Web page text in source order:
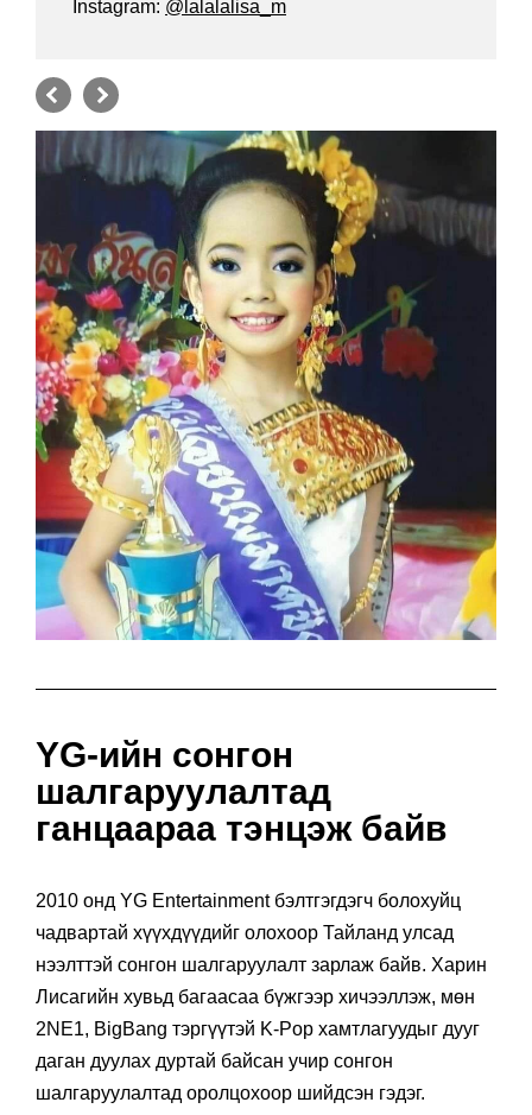
Instagram: @lalalalisa_m
YG-ийн сонгон
шалгаруулалтад
ганцаараа тэнцэж байв
2010 онд YG Entertainment бэлтгэгдэгч болохуйц
чадвартай хүүхдүүдийг олохоор Тайланд улсад
нээлттэй сонгон шалгаруулалт зарлаж байв. Харин
Лисагийн хувьд багаасаа бүжгээр хичээллэж, мөн
2NE1, BigBang тэргүүтэй K-Pop хамтлагуудыг дууг
даган дуулах дуртай байсан учир сонгон
шалгаруулалтад оролцохоор шийдсэн гэдэг.